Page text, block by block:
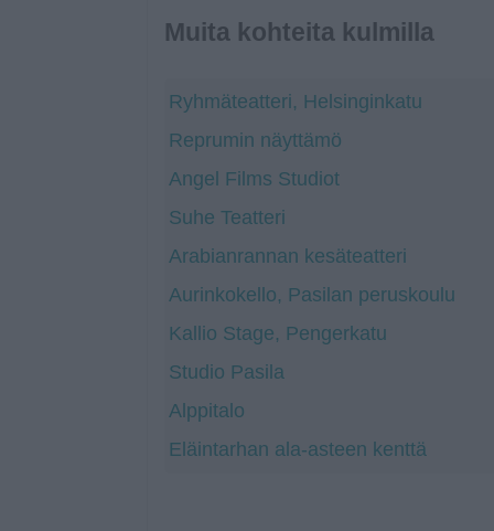
Muita kohteita kulmilla
Ryhmäteatteri, Helsinginkatu
Reprumin näyttämö
Angel Films Studiot
Suhe Teatteri
Arabianrannan kesäteatteri
Aurinkokello, Pasilan peruskoulu
Kallio Stage, Pengerkatu
Studio Pasila
Alppitalo
Eläintarhan ala-asteen kenttä